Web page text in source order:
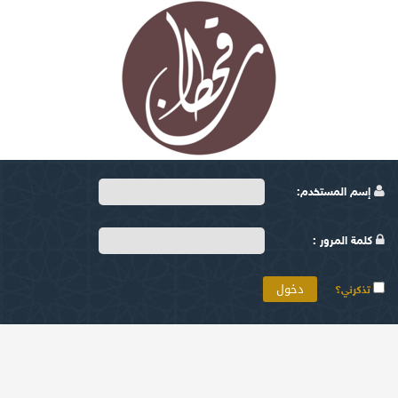
إسم المستخدم:
كلمة المرور :
تذكرني؟